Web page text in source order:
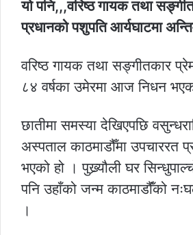
यो पनि,,,वरिष्ठ गायक तथा
प्रधानको पशुपति आर्यघाटमा
वरिष्ठ गायक तथा सङ्गीतकार
८४ वर्षका उमेरमा आज निधन
छातीमा समस्या देखिएपछि
अस्पताल काठमाडौँमा उपचाररत
भएको हो । पुख्र्यौली घर
पनि उहाँको जन्म काठमाडौंँको
।